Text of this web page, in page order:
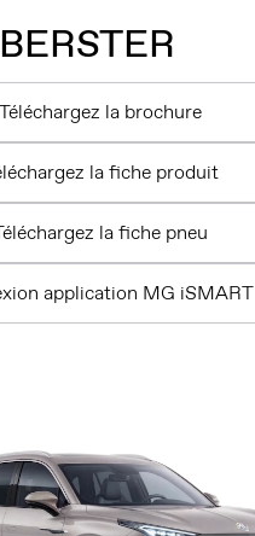
Téléchargez la brochure
la fiche produit
la fiche pneu
application MG iSMART